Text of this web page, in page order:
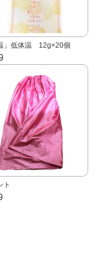
」低体温 12g×20個
ト